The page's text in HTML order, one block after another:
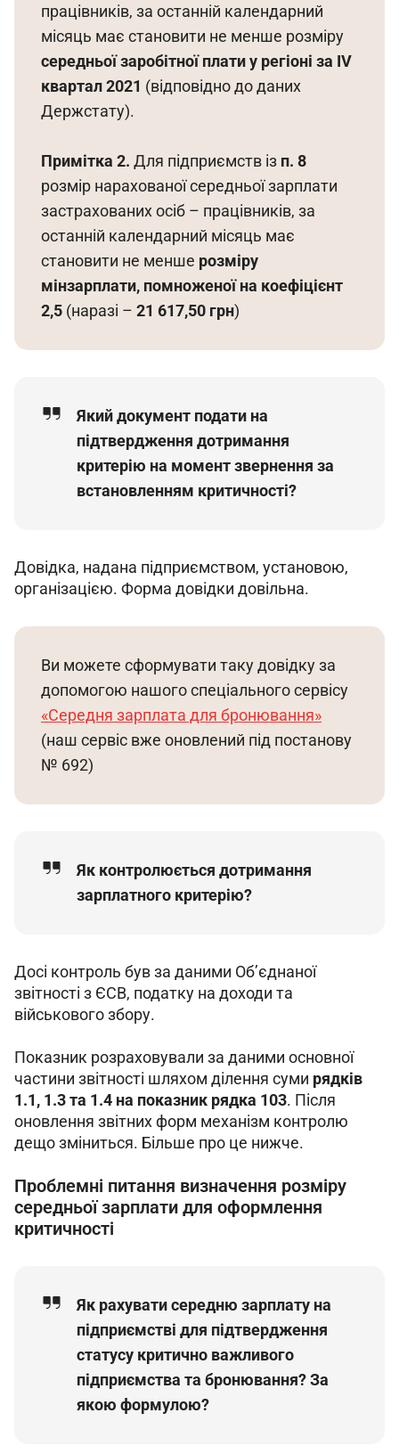
працівників, за останній календарний
місяць має становити не менше розміру
середньої заробітної плати у регіоні за IV
квартал 2021 (відповідно до даних
Держстату).
Примітка 2. Для підприємств із п. 8
розмір нарахованої середньої зарплати
застрахованих осіб – працівників, за
останній календарний місяць має
становити не менше розміру
мінзарплати, помноженої на коефіцієнт
2,5 (наразі – 21 617,50 грн)
Який документ подати на
підтвердження дотримання
критерію на момент звернення за
встановленням критичності?
Довідка, надана підприємством, установою,
організацією. Форма довідки довільна.
Ви можете сформувати таку довідку за
допомогою нашого спеціального сервісу
«Середня зарплата для бронювання»
(наш сервіс вже оновлений під постанову
№ 692)
Як контролюється дотримання
зарплатного критерію?
Досі контроль був за даними Об’єднаної
звітності з ЄСВ, податку на доходи та
військового збору.
Показник розраховували за даними основної
частини звітності шляхом ділення суми рядків
1.1, 1.3 та 1.4 на показник рядка 103. Після
оновлення звітних форм механізм контролю
дещо зміниться. Більше про це нижче.
Проблемні питання визначення розміру
середньої зарплати для оформлення
критичності
Як рахувати середню зарплату на
підприємстві для підтвердження
статусу критично важливого
підприємства та бронювання? За
якою формулою?